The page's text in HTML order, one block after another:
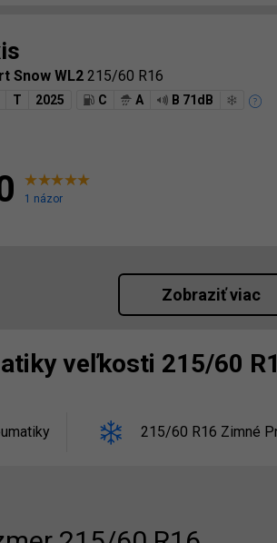
Snow WL2 215/60 R16
T 2025 C A
B 71dB
1 názor
Zobraziť viac
veľkosti 215/60
215/60 R16 Zimné